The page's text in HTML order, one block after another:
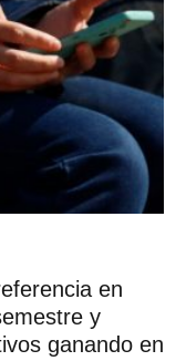
en
y
ganando en